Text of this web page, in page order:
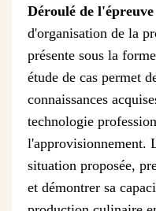
Déroulé de l'épreuve
d'organisation de la
présente sous la
étude de cas permet
connaissances
technologie
l'approvisionnement.
situation proposée,
et démontrer sa